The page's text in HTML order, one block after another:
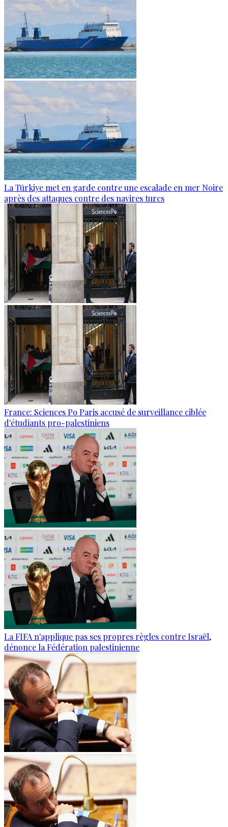
La Türkiye met en garde contre une escalade en mer Noire
après des attaques contre des navires turcs
France: Sciences Po Paris accusé de surveillance ciblée
d'étudiants pro-palestiniens
La FIFA n'applique pas ses propres règles contre Israël,
dénonce la Fédération palestinienne